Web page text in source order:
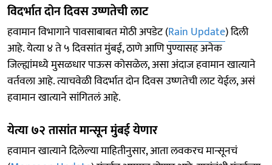
विदर्भात दोन दिवस उष्णतेची लाट
हवामान विभागाने पावसाबाबत मोठी अपडेट (Rain Update) दिली
आहे. येत्या ४ ते ५ दिवसांत मुंबई, ठाणे आणि पुण्यासह अनेक
जिल्ह्यांमध्ये मुसळधार पाऊस कोसळेल, असा अंदाज हवामान खात्याने
वर्तवला आहे. त्याचवेळी विदर्भात दोन दिवस उष्णतेची लाट येईल, असं
हवामान खात्याने सांगितलं आहे.
येत्या ७२ तासांत मान्सून मुंबई येणार
हवामान खात्याने दिलेल्या माहितीनुसार, आता लवकरच मान्सूनचं